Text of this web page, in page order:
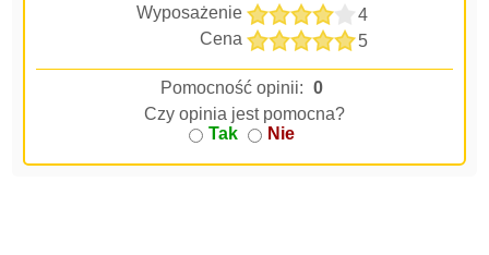
Wyposażenie
4
Cena
5
Pomocność opinii: 0
Czy opinia jest pomocna?
Tak
Nie